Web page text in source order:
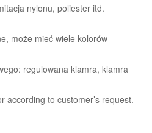
nylonu, poliester itd.
może mieć wiele kolorów
regulowana klamra, klamra
according to customer’s request.